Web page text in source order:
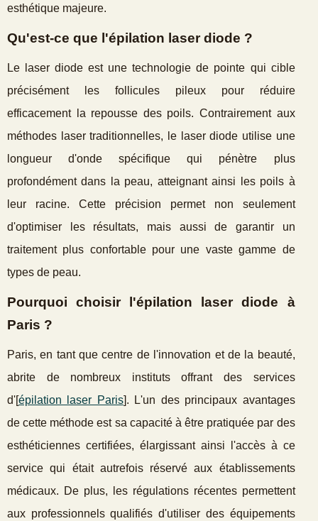
esthétique majeure.
Qu'est-ce que l'épilation laser diode ?
Le laser diode est une technologie de pointe qui cible
précisément les follicules pileux pour réduire
efficacement la repousse des poils. Contrairement aux
méthodes laser traditionnelles, le laser diode utilise une
longueur d'onde spécifique qui pénètre plus
profondément dans la peau, atteignant ainsi les poils à
leur racine. Cette précision permet non seulement
d'optimiser les résultats, mais aussi de garantir un
traitement plus confortable pour une vaste gamme de
types de peau.
Pourquoi choisir l'épilation laser diode à
Paris ?
Paris, en tant que centre de l'innovation et de la beauté,
abrite de nombreux instituts offrant des services
d'[épilation laser Paris]. L'un des principaux avantages
de cette méthode est sa capacité à être pratiquée par des
esthéticiennes certifiées, élargissant ainsi l'accès à ce
service qui était autrefois réservé aux établissements
médicaux. De plus, les régulations récentes permettent
aux professionnels qualifiés d'utiliser des équipements